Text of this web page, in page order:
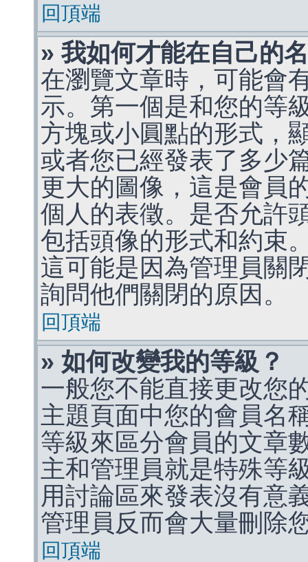
回頂端
» 我如何才能在自己的
在瀏覽文章時，可能會
示。第一個是和您的等
方塊或小圓點的形式，
或者您已經發表了多少
更大的圖像，這是會員
個人的表徵。是否允許
包括頭像的形式和約束
這可能是因為管理員關
詢問他們關閉的原因。
回頂端
» 如何改變我的等級？
一般您不能直接更改您
主題頁面中您的會員名
等級來區分會員的文章
主和管理員就是特殊等
用討論區來發表沒有意
管理員反而會大量刪除
回頂端